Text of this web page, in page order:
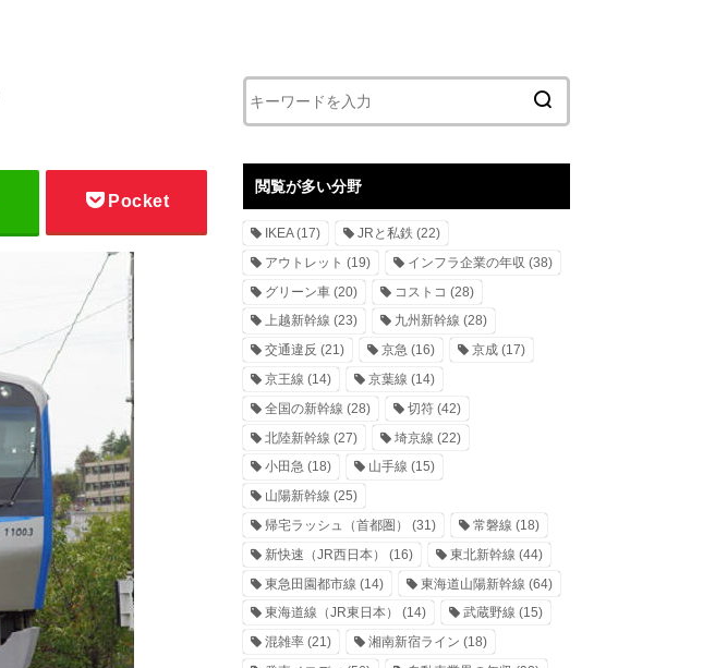
Pocket
閲覧が多い分野
IKEA(17) JRと私鉄 (22)
アウトレット (19) インフラ企業の年収 (38)
グリーン車 (20) コストコ (28)
上越新幹線 (23) 九州新幹線 (28)
交通違反 (21) 京急 (16) 京成(17)
京王線 (14) 京葉線 (14)
全国の新幹線 (28) 切符(42)
北陸新幹線 (27) 埼京線 (22)
小田急 (18) 山手線 (15)
山陽新幹線 (25)
帰宅ラッシュ（首都圏）
(31) 常磐線 (18)
新快速（JR西日本）
(16) 東北新幹線 (44)
東急田園都市線 (14) 東海道山陽新幹線 (64)
東海道線（JR東日本）
(14) 武蔵野線 (15)
混雑率 (21) 湘南新宿ライン (18)